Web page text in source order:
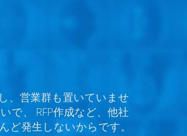
、営業群も置いていませ
、 RFP作成など、他社
発生しないからです。